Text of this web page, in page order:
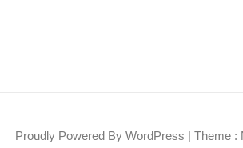
Proudly Powered By WordPress | Theme :